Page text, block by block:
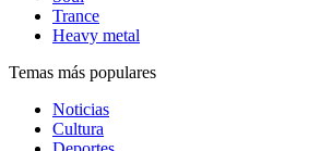
Trance
Heavy metal
Temas más populares
Noticias
Cultura